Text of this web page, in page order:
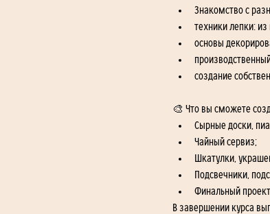
Знакомство с
техники лепки:
основы
создание
🎨 Что вы сможете
Сырные доски,
Чайный сервиз;
Шкатулки,
Подсвечники,
Финальный
В завершении курса